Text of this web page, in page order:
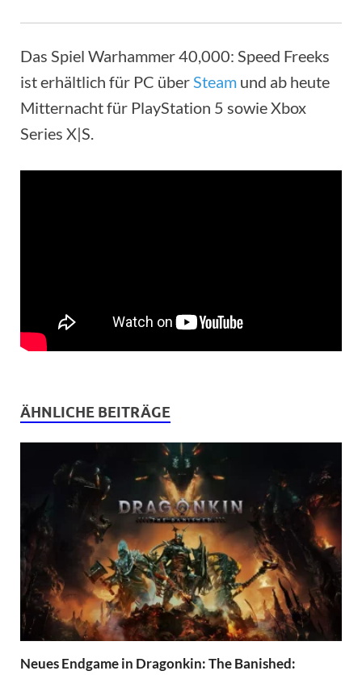
Das Spiel Warhammer 40,000: Speed Freeks
ist erhältlich für PC überSteam und ab heute
Mitternacht für PlayStation 5 sowie Xbox
Series X|S.
ÄHNLICHE BEITRÄGE
Neues Endgame in Dragonkin: The Banished: